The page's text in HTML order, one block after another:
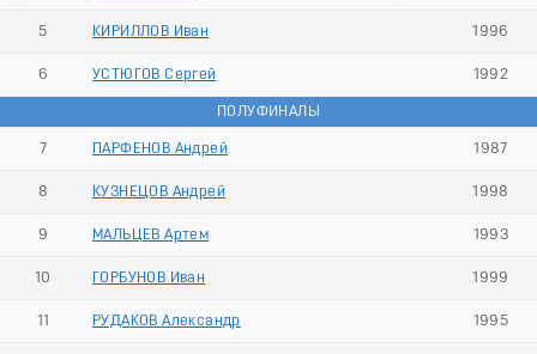
5 КИРИЛЛОВ Иван 1996
6 УСТЮГОВ Сергей 1992
ПОЛУФИНАЛЫ
7 ПАРФЕНОВ Андрей 1987
8 КУЗНЕЦОВ Андрей 1998
9 МАЛЬЦЕВ Артем 1993
10 ГОРБУНОВ Иван 1999
11 РУДАКОВ Александр 1995